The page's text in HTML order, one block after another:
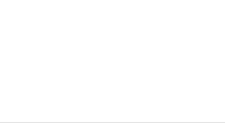
и продуманной